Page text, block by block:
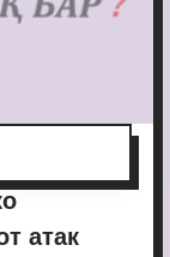
атак